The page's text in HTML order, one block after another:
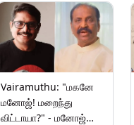
ரசிகர்கள்.!
Vairamuthu: "மகனே
மனோஜ்! மறைந்து
விட்டாயா?" - மனோஜ்